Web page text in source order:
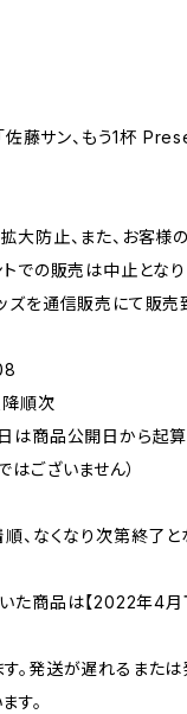
藤サン、もう1杯
防止、また、お客様
での販売は中止となり
を通信販売にて販売
順次
は商品公開日から起
ございません）
、なくなり次第終了と
た商品は【2022年4月
。発送が遅れるまたは
す。